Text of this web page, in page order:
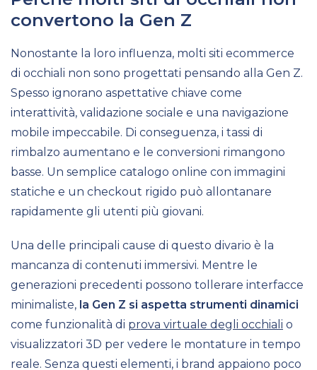
convertono la Gen Z
Nonostante la loro influenza, molti siti ecommerce
di occhiali non sono progettati pensando alla Gen Z.
Spesso ignorano aspettative chiave come
interattività, validazione sociale e una navigazione
mobile impeccabile. Di conseguenza, i tassi di
rimbalzo aumentano e le conversioni rimangono
basse. Un semplice catalogo online con immagini
statiche e un checkout rigido può allontanare
rapidamente gli utenti più giovani.
Una delle principali cause di questo divario è la
mancanza di contenuti immersivi. Mentre le
generazioni precedenti possono tollerare interfacce
minimaliste, la Gen Z si aspetta strumenti dinamici
come funzionalità di prova virtuale degli occhiali o
visualizzatori 3D per vedere le montature in tempo
reale. Senza questi elementi, i brand appaiono poco